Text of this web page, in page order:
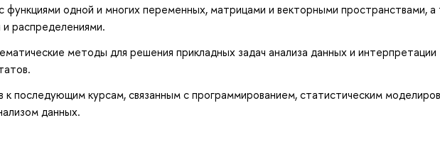
функциями одной и многих переменных, матрицами и векторными пространствами, а
распределениями.
методы для решения прикладных задач анализа данных и интерпретации
к последующим курсам, связанным с программированием, статистическим
данных.